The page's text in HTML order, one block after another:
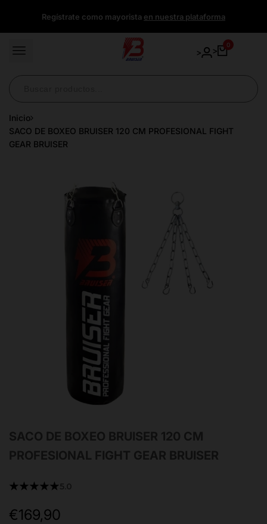
Regístrate como mayorista en nuestra plataforma
> >
0
Inicio
SACO DE BOXEO BRUISER 120 CM PROFESIONAL FIGHT
GEAR BRUISER
SACO DE BOXEO BRUISER 120 CM
PROFESIONAL FIGHT GEAR BRUISER
★★★★★5.0
Precio
€169,90
directamente
al
contenido